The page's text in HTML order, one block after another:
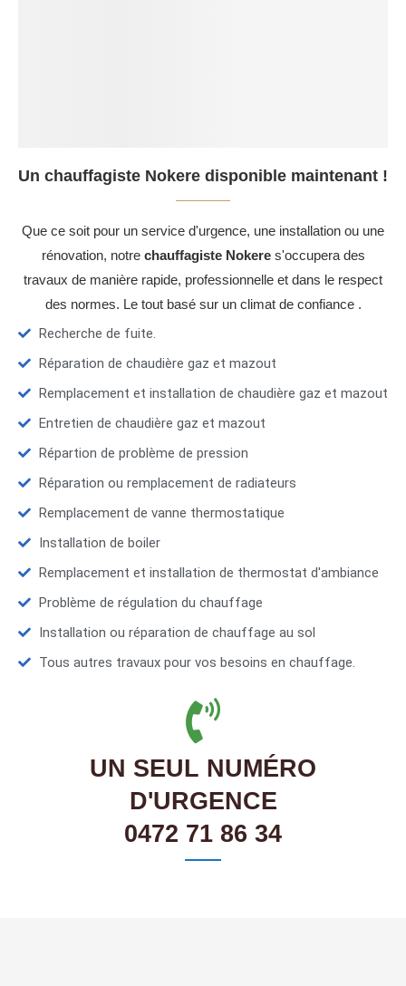
Un chauffagiste Nokere disponible maintenant !
Que ce soit pour un service d'urgence, une installation ou une
rénovation, notre chauffagiste Nokeres'occupera des
travaux de manière rapide, professionnelle et dans le respect
des normes. Le tout basé sur un climat de confiance .
Recherche de fuite.
Réparation de chaudière gaz et mazout
Remplacement et installation de chaudière gaz et mazout
Entretien de chaudière gaz et mazout
Répartion de problème de pression
Réparation ou remplacement de radiateurs
Remplacement de vanne thermostatique
Installation de boiler
Remplacement et installation de thermostat d'ambiance
Problème de régulation du chauffage
Installation ou réparation de chauffage au sol
Tous autres travaux pour vos besoins en chauffage.
UN SEUL NUMÉRO
D'URGENCE
0472 71 86 34